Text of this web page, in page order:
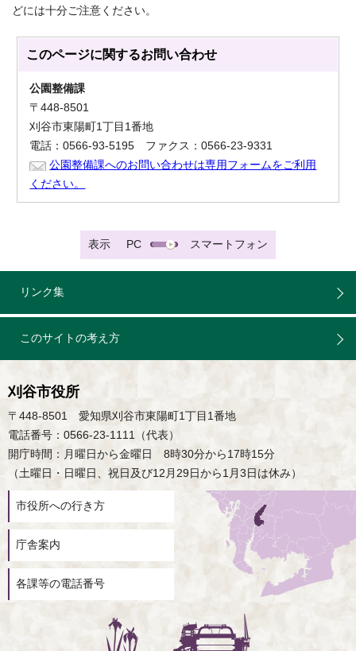
どには十分ご注意ください。
このページに関するお問い合わせ
公園整備課
〒448-8501
刈谷市東陽町1丁目1番地
電話：0566-93-5195 ファクス：0566-23-9331
公園整備課へのお問い合わせは専用フォームをご利用
ください。
表示 PC スマートフォン
リンク集
このサイトの考え方
刈谷市役所
〒448-8501 愛知県刈谷市東陽町1丁目1番地
電話番号：0566-23-1111（代表）
開庁時間：月曜日から金曜日 8時30分から17時15分
（土曜日・日曜日、祝日及び12月29日から1月3日は休み）
市役所への行き方
庁舎案内
各課等の電話番号